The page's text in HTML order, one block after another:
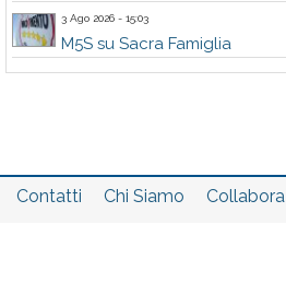
3 Ago 2026 - 15:03
M5S su Sacra Famiglia
Contatti Chi Siamo Collabora